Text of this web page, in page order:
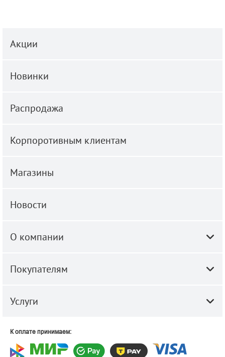
Акции
Новинки
Распродажа
Корпоротивным клиентам
Магазины
Новости
О компании
Покупателям
Услуги
К оплате принимаем: